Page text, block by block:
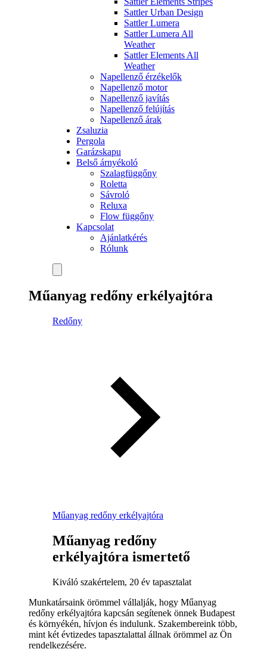
Sattler Urban Design
Sattler Lumera
Sattler Lumera All
Weather
Sattler Elements All
Weather
Napellenző érzékelők
Napellenző motor
Napellenző javítás
Napellenző felújítás
Napellenző árak
Zsaluzia
Pergola
Garázskapu
Belső árnyékoló
Szalagfüggőny
Roletta
Sávroló
Reluxa
Flow függőny
Kapcsolat
Ajánlatkérés
Rólunk
Műanyag redőny erkélyajtóra
Redőny
Műanyag redőny erkélyajtóra
Műanyag redőny
erkélyajtóra ismertető
Kiváló szakértelem, 20 év tapasztalat
Munkatársaink örömmel vállalják, hogy Műanyag
redőny erkélyajtóra kapcsán segítenek önnek Budapest
és környékén, hívjon és indulunk. Szakembereink több,
mint két évtizedes tapasztalattal állnak örömmel az Ön
rendelkezésére.